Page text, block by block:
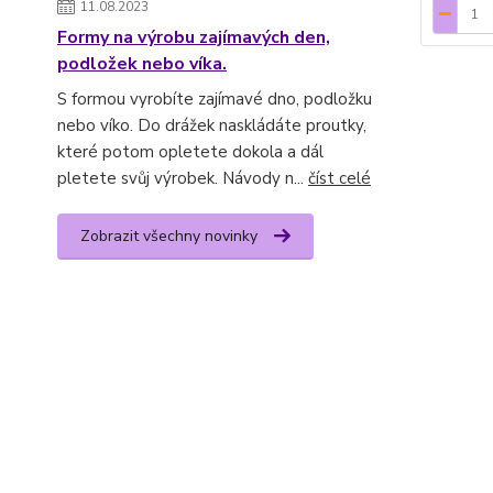
11.08.2023
Formy na výrobu zajímavých den,
podložek nebo víka.
S formou vyrobíte zajímavé dno, podložku
nebo víko. Do drážek naskládáte proutky,
které potom opletete dokola a dál
pletete svůj výrobek. Návody n... číst celé
Zobrazit všechny novinky